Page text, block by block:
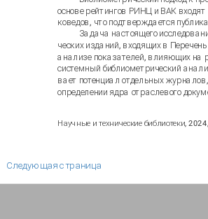
Научные и технические библиотеки,
основе рейтингов РИНЦ и ВАК входят
коведов, что подтверждается
Задача настоящего
ческих изданий, входящих в
анализе показателей, влияющих на
системный библиометрический
вает потенциал отдельных
определении ядра отраслевого
Следующая страница